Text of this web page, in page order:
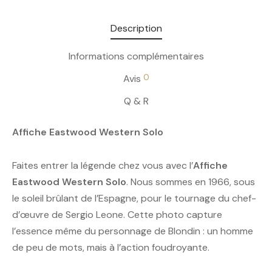
Description
Informations complémentaires
Avis 0
Q & R
Affiche Eastwood Western Solo
Faites entrer la légende chez vous avec l’Affiche
Eastwood Western Solo. Nous sommes en 1966, sous
le soleil brûlant de l’Espagne, pour le tournage du chef-
d’œuvre de Sergio Leone. Cette photo capture
l’essence même du personnage de Blondin : un homme
de peu de mots, mais à l’action foudroyante.